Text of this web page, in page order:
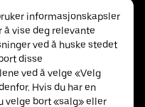
informasjonskapsler
vise deg relevante
ved å huske stedet
disse
ved å velge «Velg
Hvis du har en
velge bort «salg» eller